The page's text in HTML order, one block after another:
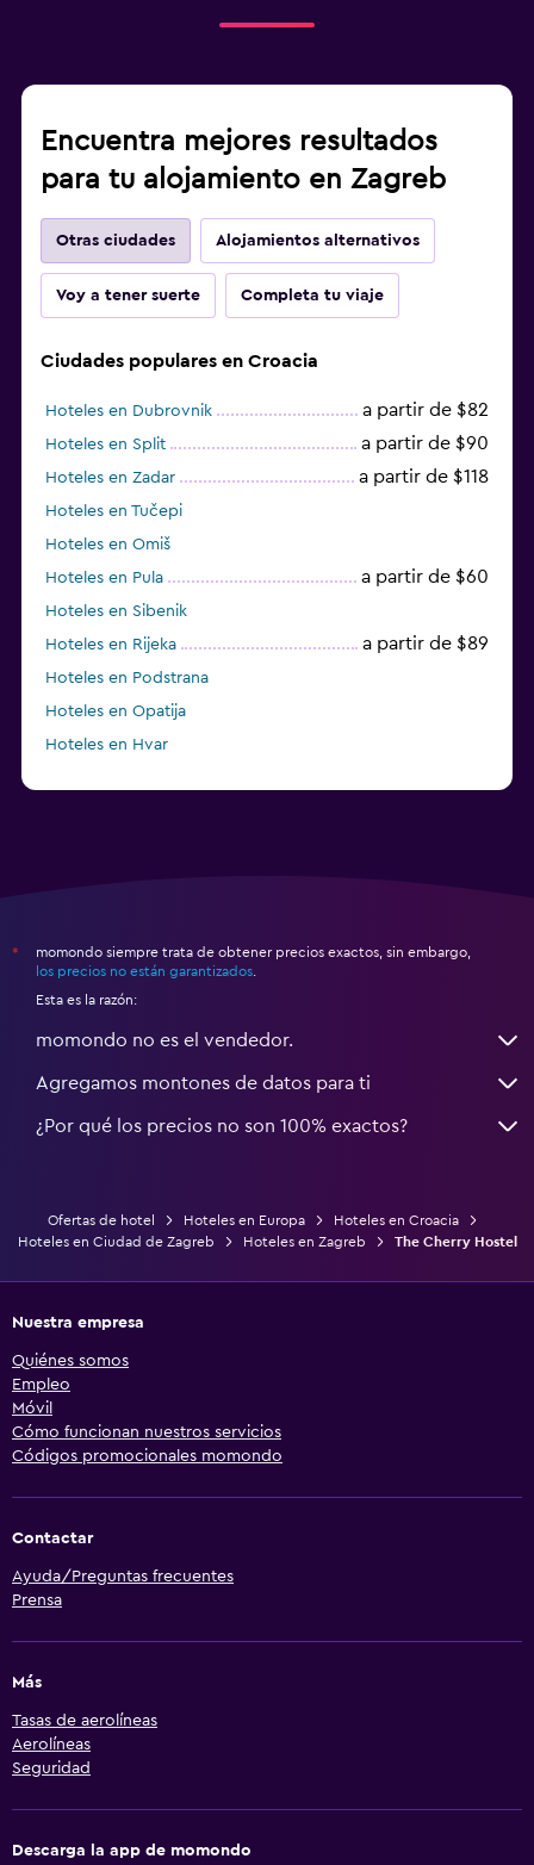
Encuentra mejores resultados
para tu alojamiento en Zagreb
Otras ciudades Alojamientos alternativos
Voy a tener suerte Completa tu viaje
Ciudades populares en Croacia
Hoteles en Dubrovnik a partir de $82
Hoteles en Split a partir de $90
Hoteles en Zadar a partir de $118
Hoteles en Tučepi
Hoteles en Omiš
Hoteles en Pula
a partir de $60
Hoteles en Sibenik
Hoteles en Rijeka
a partir de $89
Hoteles en Podstrana
Hoteles en Opatija
Hoteles en Hvar
*
momondo siempre trata de obtener precios exactos, sin embargo,
los precios no están garantizados
Esta es la razón:
momondo no es el vendedor.
Agregamos montones de datos para ti
¿Por qué los precios no son 100% exactos?
Ofertas de hotel Hoteles en Europa
Hoteles en Croacia
Hoteles en Ciudad de Zagreb
Hoteles en Zagreb The Cherry Hostel
Nuestra empresa
Quiénes somos
Empleo
Móvil
Cómo funcionan nuestros servicios
Códigos promocionales momondo
Contactar
Ayuda/Preguntas frecuentes
Prensa
Más
Tasas de aerolíneas
Aerolíneas
Seguridad
Descarga la app de momondo